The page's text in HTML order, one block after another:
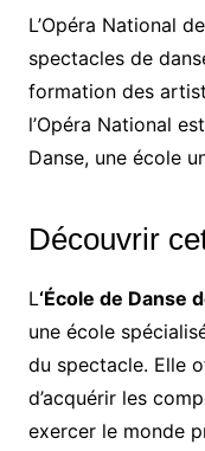
L’Opéra National
spectacles de
formation des
l’Opéra National
Danse, une école
Découvrir
L‘École de Danse
une école
du spectacle. Elle
d’acquérir les
exercer le monde